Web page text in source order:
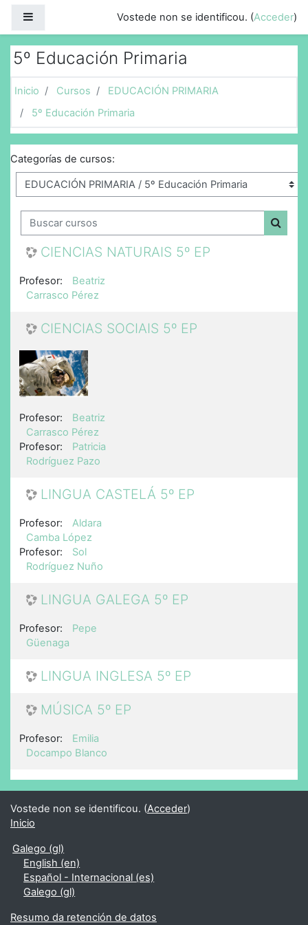
Vostede non se identificou. (Acceder)
5º Educación Primaria
Inicio Cursos
EDUCACIÓN PRIMARIA
5º Educación Primaria
Categorías de cursos:
Buscar cursos
CIENCIAS NATURAIS 5º EP
Profesor:
Beatriz
Carrasco Pérez
CIENCIAS SOCIAIS 5º EP
Profesor:
Beatriz
Carrasco Pérez
Profesor:
Patricia
Rodríguez Pazo
LINGUA CASTELÁ 5º EP
Profesor:
Aldara
Camba López
Profesor:
Sol
Rodríguez Nuño
LINGUA GALEGA 5º EP
Profesor:
Pepe
Güenaga
LINGUA INGLESA 5º EP
MÚSICA 5º EP
Profesor:
Emilia
Docampo Blanco
Vostede non se identificou. (Acceder)
Inicio
Galego ‎(gl)‎
English ‎(en)‎
Español - Internacional ‎(es)‎
Galego ‎(gl)‎
Resumo da retención de datos